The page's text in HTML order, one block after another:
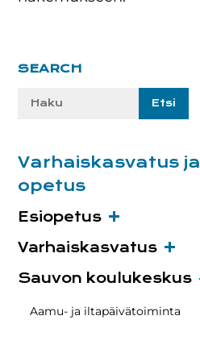
Ensisijainen
SEARCH
Etsi
Varhaiskasvatus ja
opetus
Esiopetus
Varhaiskasvatus
Sauvon koulukeskus
Aamu- ja iltapäivätoiminta